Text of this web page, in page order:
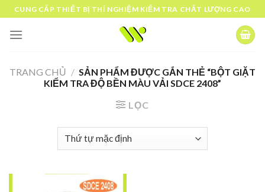
Skip
to
content
CUNG CẤP THIẾT BỊ THÍ NGHIỆM KIỂM TRA CHẤT LƯỢNG CAO
TRANG CHỦ / SẢN PHẨM ĐƯỢC GẮN THẺ “BỘT GIẶT
KIỂM TRA ĐỘ BỀN MÀU VẢI SDCE 2408”
LỌC